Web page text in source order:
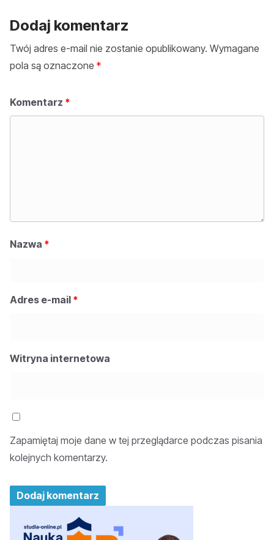
Dodaj komentarz
Twój adres e-mail nie zostanie opublikowany. Wymagane
pola są oznaczone *
Komentarz *
Nazwa *
Adres e-mail *
Witryna internetowa
Zapamiętaj moje dane w tej przeglądarce podczas pisania
kolejnych komentarzy.